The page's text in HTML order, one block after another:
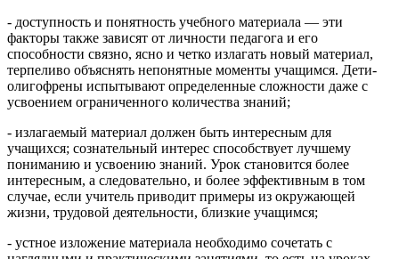
- доступность и понятность учебного материала — эти
факторы также зависят от личности педагога и его
способности связно, ясно и четко излагать новый материал,
терпеливо объяснять непонятные моменты учащимся. Дети-
олигофрены испытывают определенные сложности даже с
усвоением ограниченного количества знаний;
- излагаемый материал должен быть интересным для
учащихся; сознательный интерес способствует лучшему
пониманию и усвоению знаний. Урок становится более
интересным, а следовательно, и более эффективным в том
случае, если учитель приводит примеры из окружающей
жизни, трудовой деятельности, близкие учащимся;
- устное изложение материала необходимо сочетать с